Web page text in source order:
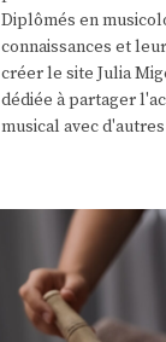
Diplômés en
connaissances et
créer le site Julia
dédiée à partager
musical avec